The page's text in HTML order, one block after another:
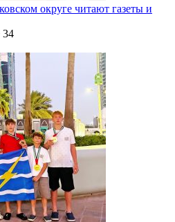
округе читают газеты и
34